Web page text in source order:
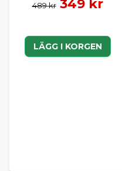
489 kr 349 kr
LÄGG I KORGEN